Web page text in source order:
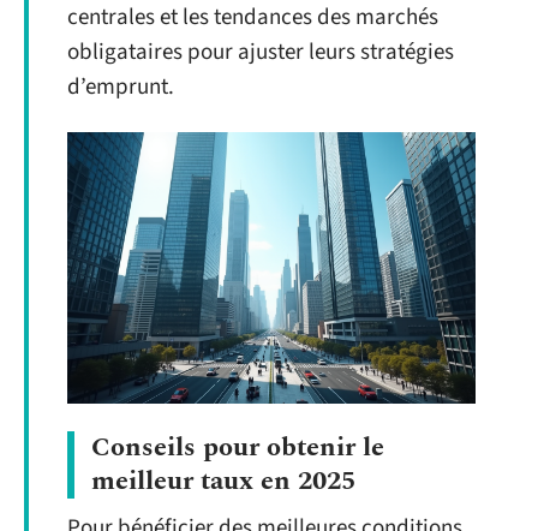
centrales et les tendances des marchés
obligataires pour ajuster leurs stratégies
d’emprunt.
Conseils pour obtenir le
meilleur taux en 2025